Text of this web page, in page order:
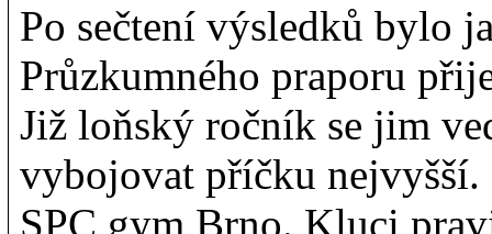
Po sečtení výsledků bylo
Průzkumného praporu
Již loňský ročník se jim
vybojovat příčku
SPC gym Brno. Kluci